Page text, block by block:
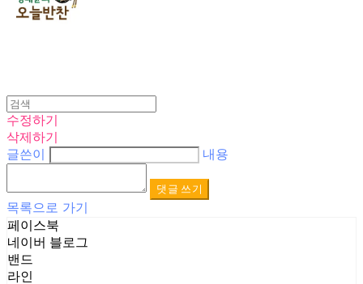
수정하기
삭제하기
글쓴이
내용
댓글 쓰기
목록으로 가기
페이스북
네이버 블로그
밴드
라인